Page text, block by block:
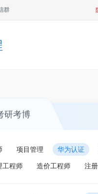
群
研考博
项目管理 华为认证
工程师 造价工程师 注